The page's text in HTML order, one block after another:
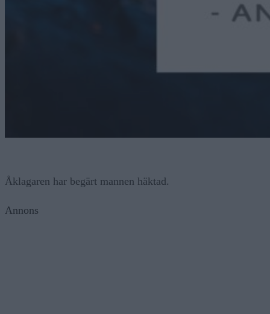
Åklagaren har begärt mannen häktad.
Annons